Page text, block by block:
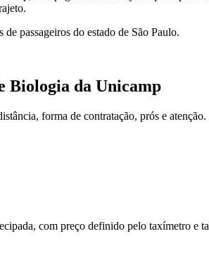
passageiros do estado de São Paulo.
da Unicamp
forma de contratação, prós e atenção.
com preço definido pelo taxímetro e